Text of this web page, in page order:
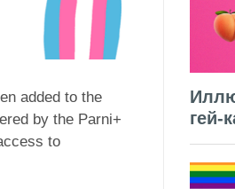
added to the
by the Parni+
to
гей-